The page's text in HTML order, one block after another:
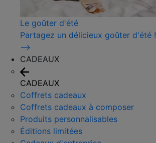
Le goûter d'été
Partagez un délicieux goûter d'été !
⟶
CADEAUX
CADEAUX
Coffrets cadeaux
Coffrets cadeaux à composer
Produits personnalisables
Éditions limitées